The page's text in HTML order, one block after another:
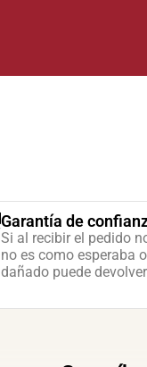
Garantía de
Si al recibir el pedido
no es como esperaba
dañado puede